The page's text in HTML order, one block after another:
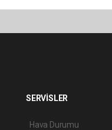
SERVİSLER
Hava Durumu